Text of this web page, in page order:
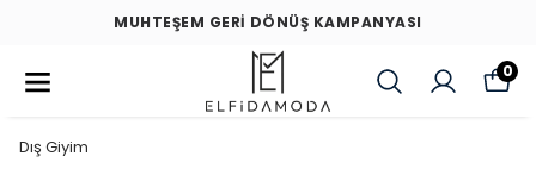
MUHTEŞEM GERİ DÖNÜŞ KAMPANYASI
0
Dış Giyim